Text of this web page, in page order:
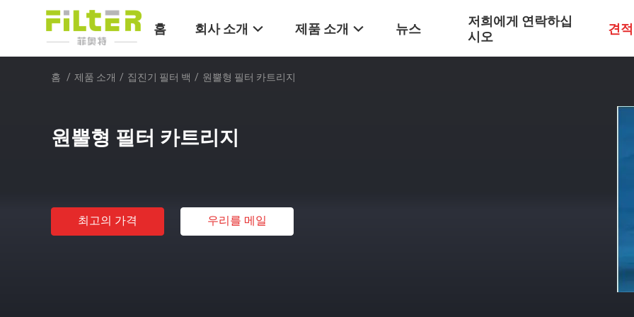
홈 회사 소개 제품 소개 뉴스
저희에게 연락하십
시오
견
홈 / 제품 소개 / 집진기 필터 백 / 원뿔형 필터 카트리지
원뿔형 필터 카트리지
최고의 가격 우리를 메일